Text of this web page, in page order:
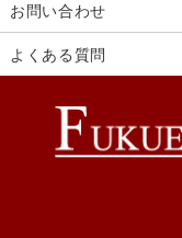
お問い合わせ
よくある質問